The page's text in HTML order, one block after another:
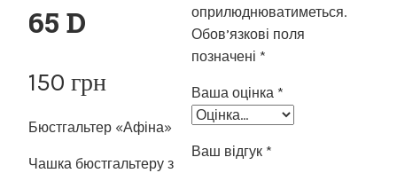
65 D
150 грн
Бюстгальтер «Афіна»
Чашка бюстгальтеру з
оприлюднюватиметься.
Обов’язкові поля
позначені *
Ваша оцінка *
Ваш відгук *